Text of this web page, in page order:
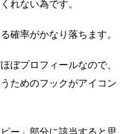
れない為です。
確率がかなり落ちます。
ぼプロフィールなので、
ためのフックがアイコン
ー」部分に該当すると思